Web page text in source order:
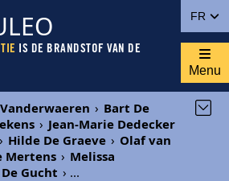
FR
IS DE BRANDSTOF VAN DE
Menu
› Bart De
› Jean-Marie Dedecker
› Hilde De Graeve › Olaf van
Mertens › Melissa
Gucht › ...